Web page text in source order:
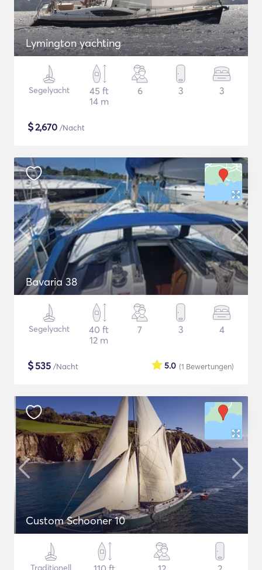
Lymington yachting
Segelyacht
45 ft
14 m
6 3 3
$2,670 /Nacht
Bavaria 38
Segelyacht
40 ft
12 m
7 3 4
$535 /Nacht (1 Bewertungen)
5.0
Custom Schooner 10
Traditionell